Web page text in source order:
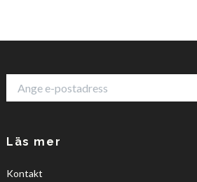
Läs mer
Kontakt